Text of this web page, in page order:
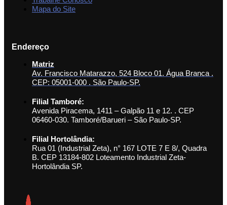
Mapa do Site
Endereço
Matriz
Av. Francisco Matarazzo, 524 Bloco 01. Água Branca .
CEP: 05001-000 . São Paulo-SP.
Filial Tamboré:
Avenida Piracema, 1411 – Galpão 11 e 12. . CEP
06460-030. Tamboré/Barueri – São Paulo-SP.
Filial Hortolândia:
Rua 01 (Industrial Zeta), n° 167 LOTE 7 E 8/, Quadra
B. CEP 13184-802 Loteamento Industrial Zeta-
Hortolândia SP.